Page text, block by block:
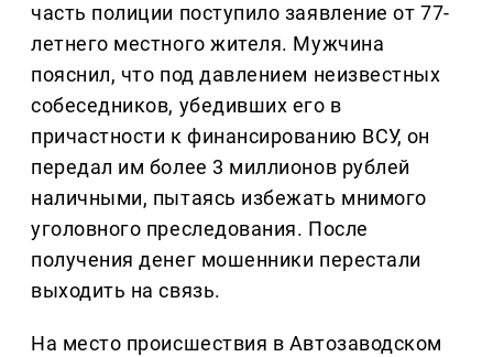
часть полиции поступило заявление от 77-
летнего местного жителя. Мужчина
пояснил, что под давлением неизвестных
собеседников, убедивших его в
причастности к финансированию ВСУ, он
передал им более 3 миллионов рублей
наличными, пытаясь избежать мнимого
уголовного преследования. После
получения денег мошенники перестали
выходить на связь.
На место происшествия в Автозаводском